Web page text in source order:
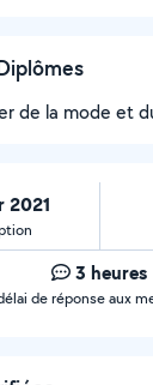
de la mode et
2021
3 heures
de réponse aux